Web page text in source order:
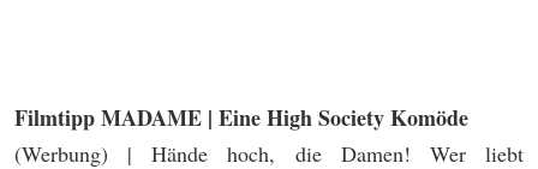
Filmtipp MADAME | Eine High Society Komöde
(Werbung) | Hände hoch, die Damen! Wer liebt